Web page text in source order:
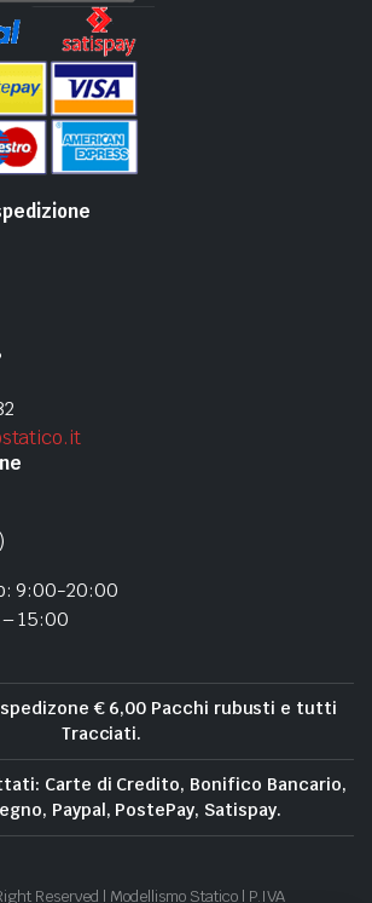
9:00-20:00
15:00
€ 6,00 Pacchi rubusti e tutti
Tracciati.
Carte di Credito, Bonifico Bancario,
Paypal, PostePay, Satispay.
Reserved | Modellismo Statico | P.IVA